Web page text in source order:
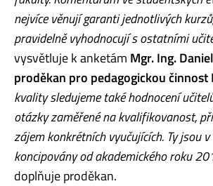
nejvíce věnují garanti jednotlivých
pravidelně vyhodnocují s ostatními
vysvětluje k anketám Mgr. Ing.
proděkan pro pedagogickou činnost
kvality sledujeme také hodnocení
otázky zaměřené na kvalifikovanost,
zájem konkrétních vyučujících. Ty jsou
koncipovány od akademického roku
doplňuje proděkan.